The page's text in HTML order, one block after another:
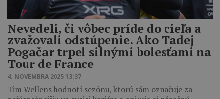
Nevedeli, či vôbec príde do cieľa a
zvažovali odstúpenie. Ako Tadej
Pogačar trpel silnými bolesťami na
Tour de France
4. NOVEMBRA 2025 13:37
Tim Wellens hodnotí sezónu, ktorú sám označuje za